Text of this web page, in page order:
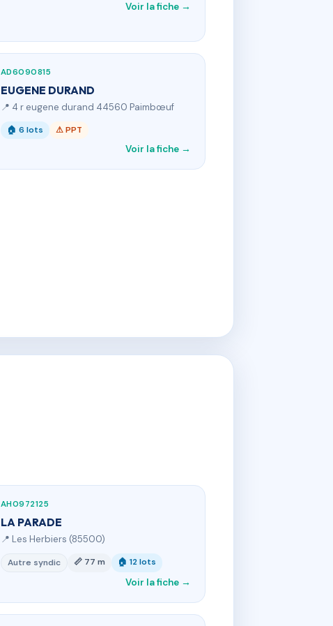
Voir la fiche →
AD6090815
EUGENE DURAND
📍 4 r eugene durand 44560 Paimbœuf
🏠 6 lots ⚠ PPT
Voir la fiche →
AH0972125
LA PARADE
📍 Les Herbiers (85500)
Autre syndic 📏 77 m 🏠 12 lots
Voir la fiche →